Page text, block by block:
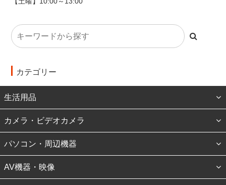
カテゴリー
生活用品
カメラ・ビデオカメラ
パソコン・周辺機器
AV機器・映像